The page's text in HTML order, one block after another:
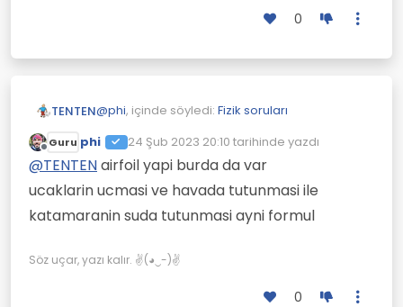
0
TENTEN@phi, içinde söyledi: Fizik soruları
@TENTENburada hesaba katilmayan
suyun kaldirma kuvveti, suyun surtunme
katsayisinin azligi ve dalga boyunun itme
kuvvetidir
Çevrimdışı
Guru phi 24 Şub 2023 20:10 tarihinde yazdı
Son düzenleyen:
@TENTENairfoil yapi burda da var
ucaklarin ucmasi ve havada tutunmasi ile
katamaranin suda tutunmasi ayni formul
Söz uçar, yazı kalır. ✌(◕‿-)✌
0